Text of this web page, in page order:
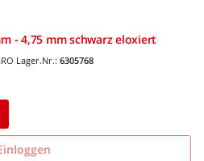
- 4,75 mm schwarz eloxiert
Lager.Nr.: 6305768